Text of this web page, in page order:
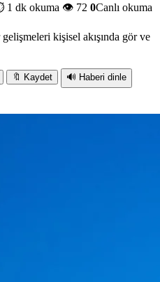
1 dk okuma 👁️ 72 0Canlı okuma
kişisel akışında gör ve
🔖 Kaydet 🔊 Haberi dinle